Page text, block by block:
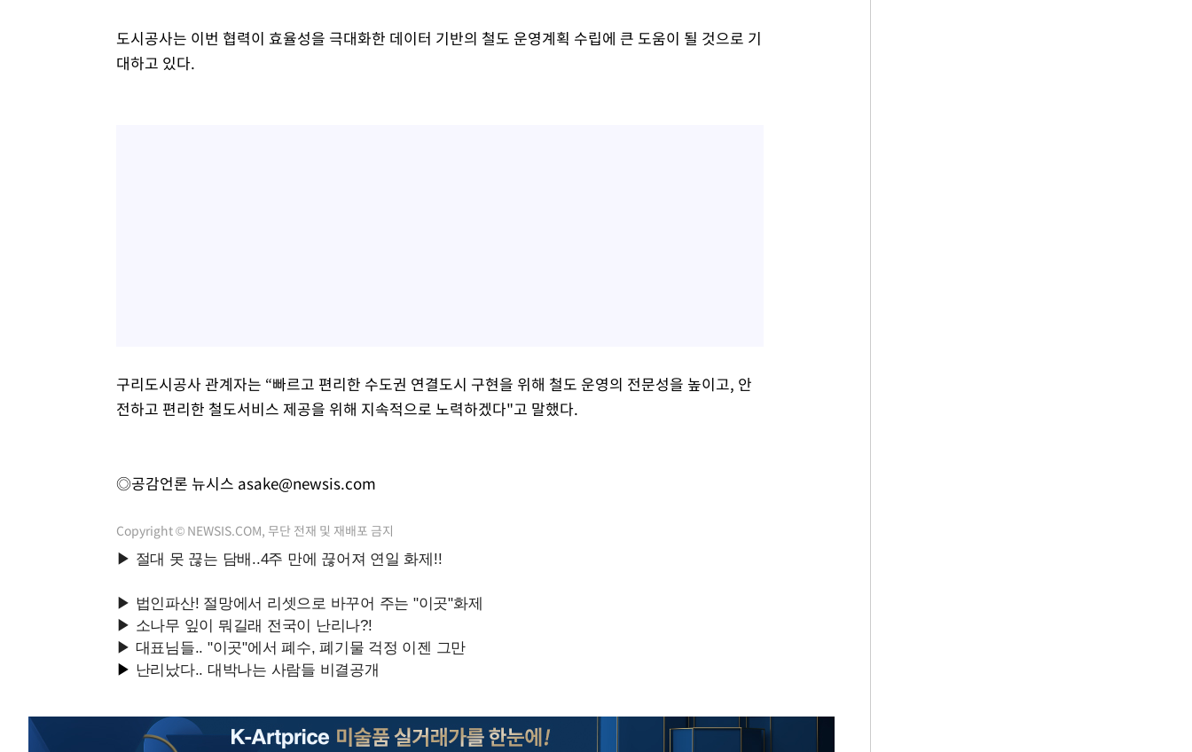
도시공사는 이번 협력이 효율성을 극대화한 데이터 기반의 철도 운영계획 수립에 큰 도움이 될 것으로 기
대하고 있다.
구리도시공사 관계자는 “빠르고 편리한 수도권 연결도시 구현을 위해 철도 운영의 전문성을 높이고, 안
전하고 편리한 철도서비스 제공을 위해 지속적으로 노력하겠다"고 말했다.
◎공감언론 뉴시스 asake@newsis.com
Copyright © NEWSIS.COM, 무단 전재 및 재배포 금지